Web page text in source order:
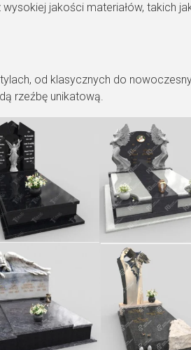
jakości materiałów, takich
od klasycznych do
rzeźbę unikatową.